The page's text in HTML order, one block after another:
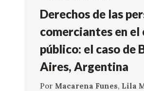
Derechos de las
comerciantes en el
público: el caso de
Aires, Argentina
Por Macarena Funes, Lila